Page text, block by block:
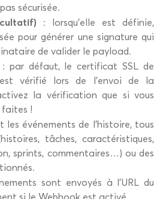
sécurisée.
: lorsqu’elle est définie,
pour générer une signature qui
de valider le payload.
par défaut, le certificat SSL de
est vérifié lors de l’envoi de la
la vérification que si vous
faites !
les événements de l’histoire, tous
tâches, caractéristiques,
sprints, commentaires…) ou des
sont envoyés à l’URL du